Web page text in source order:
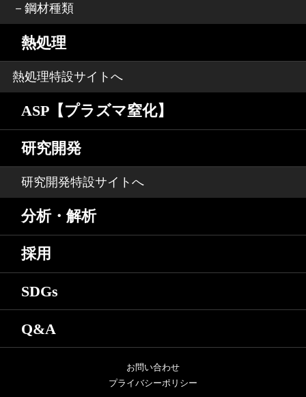
－鋼材種類
熱処理
熱処理特設サイトへ
ASP【プラズマ窒化】
研究開発
研究開発特設サイトへ
分析・解析
採用
SDGs
Q&A
お問い合わせ
プライバシーポリシー